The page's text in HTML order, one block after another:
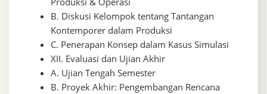
B. Diskusi Kelompok tentang Tantangan
Kontemporer dalam Produksi
C. Penerapan Konsep dalam Kasus Simulasi
XII. Evaluasi dan Ujian Akhir
A. Ujian Tengah Semester
B. Proyek Akhir: Pengembangan Rencana